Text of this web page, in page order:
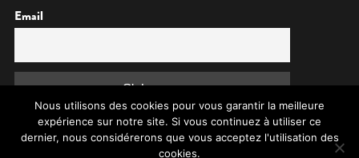
Email
Nous utilisons des cookies pour vous garantir la meilleure
expérience sur notre site. Si vous continuez à utiliser ce
dernier, nous considérerons que vous acceptez l'utilisation des
cookies.